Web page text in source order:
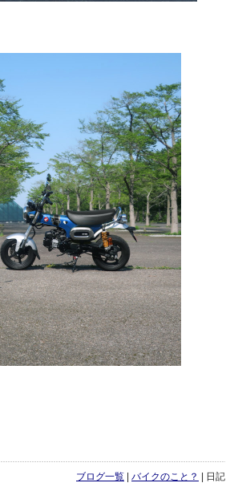
ブログ一覧 バイクのこと？
| 日記